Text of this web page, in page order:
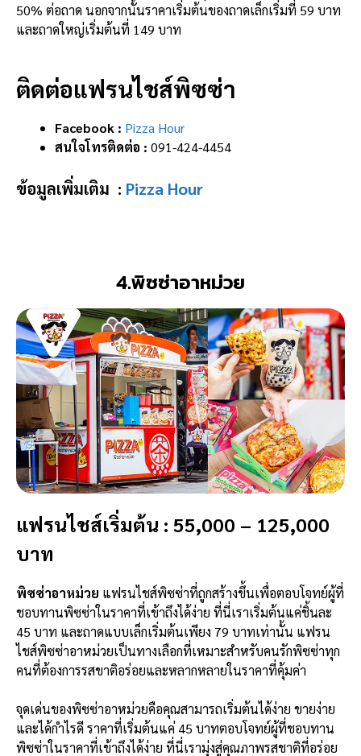
50% ต่อถาด นอกจากนั้นราคาเริ่มต้นของถาดเล็กเริ่มที่ 59 บาท
และถาดใหญ่เริ่มต้นที่ 149 บาท
ติดต่อแฟรนไชส์พิซซ่า
Facebook : Pizza Hour
สนใจโทรติดต่อ : 091-424-4454
ข้อมูลเพิ่มเติม : Pizza Hour
4.พิซซ่าอาหม่วย
แฟรนไชส์เริ่มต้น : 55,000 – 125,000
บาท
พิซซ่าอาหม่วย แฟรนไชส์พิซซ่าที่ถูกสร้างขึ้นเพื่อตอบโจทย์ผู้ที่
ชอบทานพิซซ่าในราคาที่เข้าถึงได้ง่าย ที่นี่เราเริ่มต้นแค่ชิ้นละ
45 บาท และถาดแบบเล็กเริ่มต้นเพียง 79 บาทเท่านั้น แฟรน
ไชส์พิซซ่าอาหม่วยเป็นทางเลือกที่เหมาะสำหรับคนรักพิซซ่าทุก
คนที่ต้องการรสขาติอร่อยและหลากหลายในราคาที่คุ้มค่า
จุดเด่นของพิซซ่าอาหม่วยคือคุณสามารถเริ่มต้นได้ง่าย ขายง่าย
และได้กำไรดี ราคาที่เริ่มต้นแค่ 45 บาทตอบโจทย์ผู้ที่ชอบทาน
พิซซ่าในราคาที่เข้าถึงได้ง่าย ที่นี่เรามุ่งสู่คุณภาพรสชาติที่อร่อย